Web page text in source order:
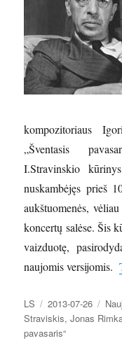
kompozitoriaus
„Šventasis
I.Stravinskio
nuskambėjęs prieš
aukštuomenės,
koncertų salėse. Šis
vaizduotę,
naujomis versijomis.
Autorius
LS Paskelbta
2013-07-26
Straviskis,Jonas
pavasaris“